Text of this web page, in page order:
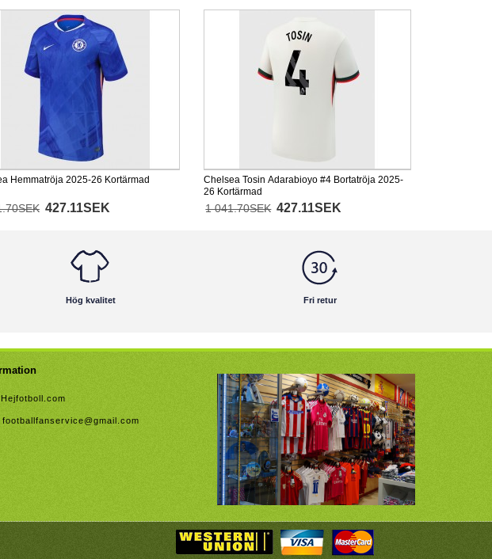
Hemmatröja 2025-26 Kortärmad
427.11SEK
Chelsea Tosin Adarabioyo #4 Bortatröja 2025-
26 Kortärmad
1 041.70SEK 427.11SEK
Hög kvalitet Fri retur
Hejfotboll.com
footballfanservice@gmail.com